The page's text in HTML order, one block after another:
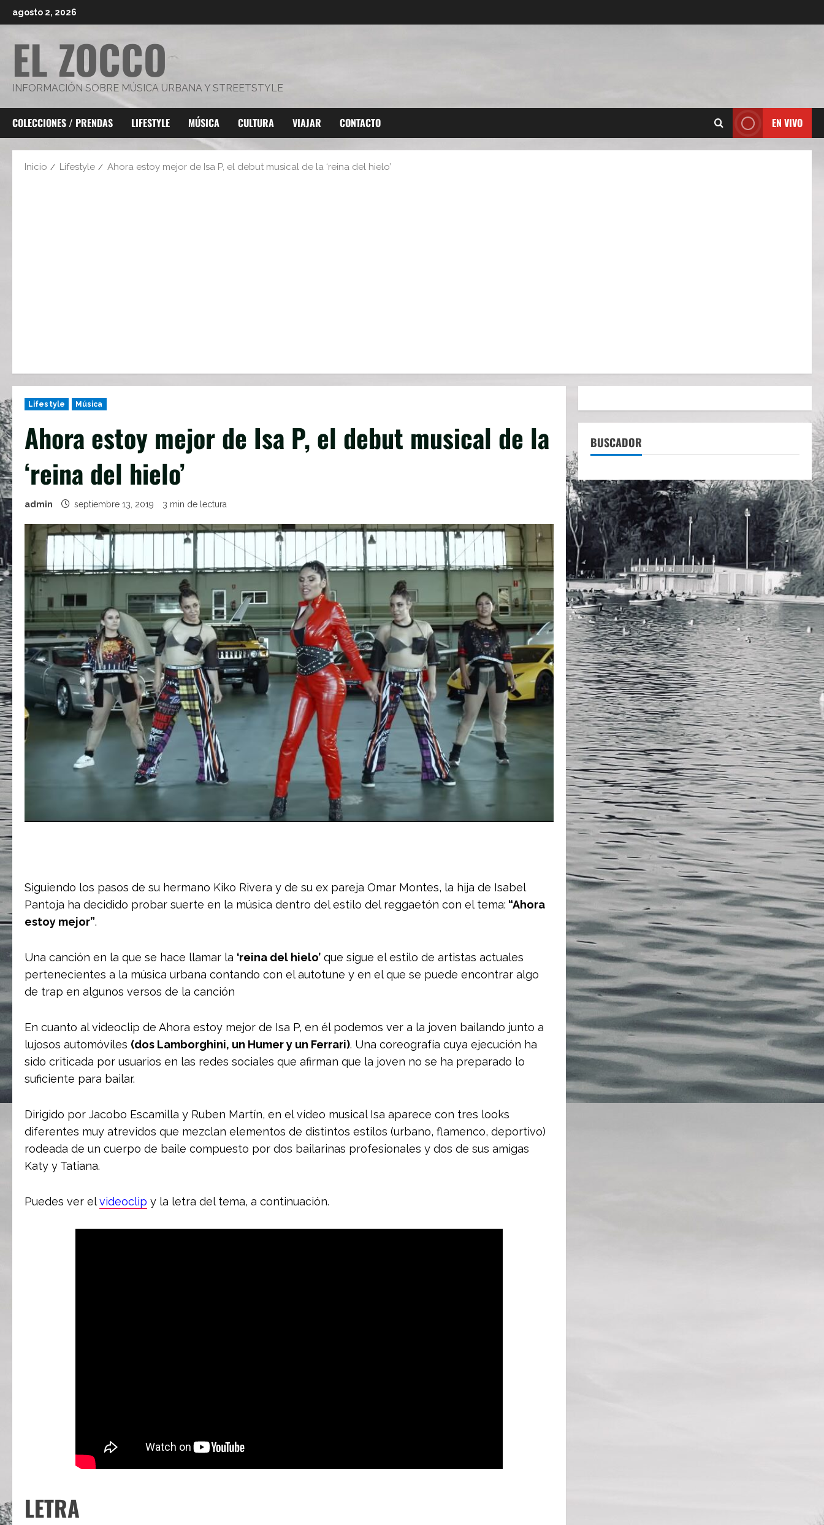
al
agosto 2, 2026
EL ZOCCO
INFORMACIÓN SOBRE MÚSICA URBANA Y STREETSTYLE
COLECCIONES / PRENDAS LIFESTYLE MÚSICA CULTURA VIAJAR CONTACTO EN VIVO
Inicio Lifestyle Ahora estoy mejor de Isa P, el debut musical de la ‘reina del hielo’
Lifestyle Música
Ahora estoy mejor de Isa P, el debut musical de la
‘reina del hielo’
admin septiembre 13, 2019 3 min de lectura
Siguiendo los pasos de su hermano Kiko Rivera y de su ex pareja Omar Montes, la hija de Isabel
Pantoja ha decidido probar suerte en la música dentro del estilo del reggaetón con el tema: “Ahora
estoy mejor”.
Una canción en la que se hace llamar la ‘reina del hielo’ que sigue el estilo de artistas actuales
pertenecientes a la música urbana contando con el autotune y en el que se puede encontrar algo
de trap en algunos versos de la canción
En cuanto al videoclip de Ahora estoy mejor de Isa P, en él podemos ver a la joven bailando junto a
lujosos automóviles (dos Lamborghini, un Humer y un Ferrari). Una coreografía cuya ejecución ha
sido criticada por usuarios en las redes sociales que afirman que la joven no se ha preparado lo
suficiente para bailar.
Dirigido por Jacobo Escamilla y Ruben Martín, en el vídeo musical Isa aparece con tres looks
diferentes muy atrevidos que mezclan elementos de distintos estilos (urbano, flamenco, deportivo)
rodeada de un cuerpo de baile compuesto por dos bailarinas profesionales y dos de sus amigas
Katy y Tatiana.
Puedes ver elvideoclip y la letra del tema, a continuación.
LETRA
BUSCADOR